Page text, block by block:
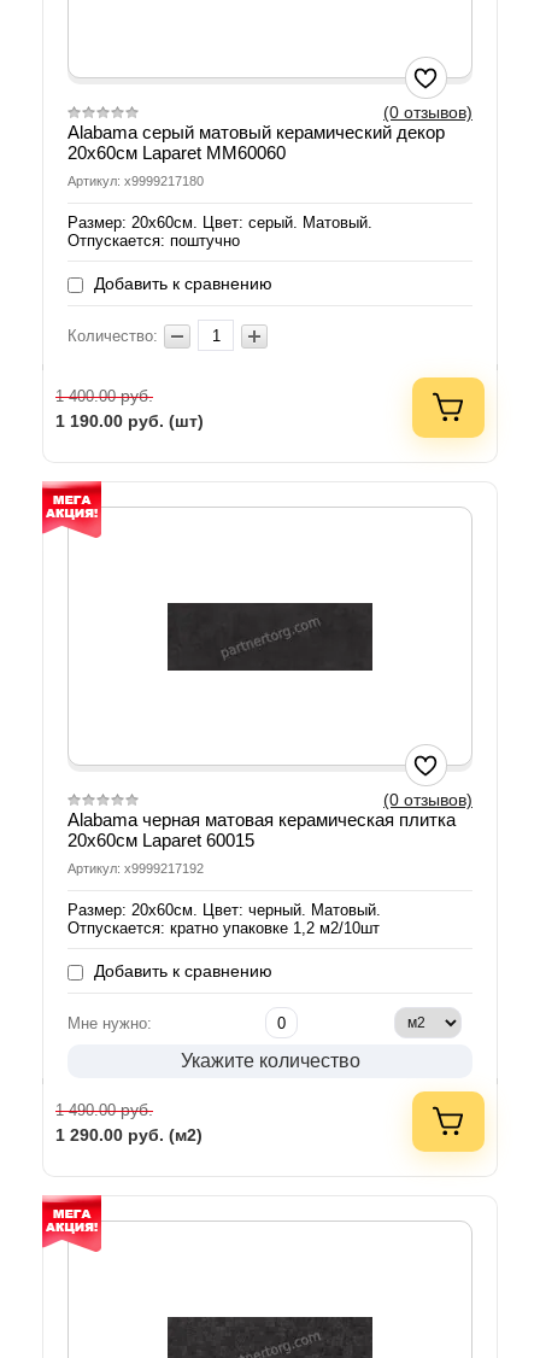
(0 отзывов)
Alabama серый матовый керамический декор
20х60см Laparet MM60060
Артикул: х9999217180
Размер: 20х60см. Цвет: серый. Матовый.
Отпускается: поштучно
Добавить к сравнению
Количество:
1 400.00руб.
1 190.00 руб. (шт)
(0 отзывов)
Alabama черная матовая керамическая плитка
20х60см Laparet 60015
Артикул: х9999217192
Размер: 20х60см. Цвет: черный. Матовый.
Отпускается: кратно упаковке 1,2 м2/10шт
Добавить к сравнению
Мне нужно:
Укажите количество
1 490.00руб.
1 290.00 руб. (м2)